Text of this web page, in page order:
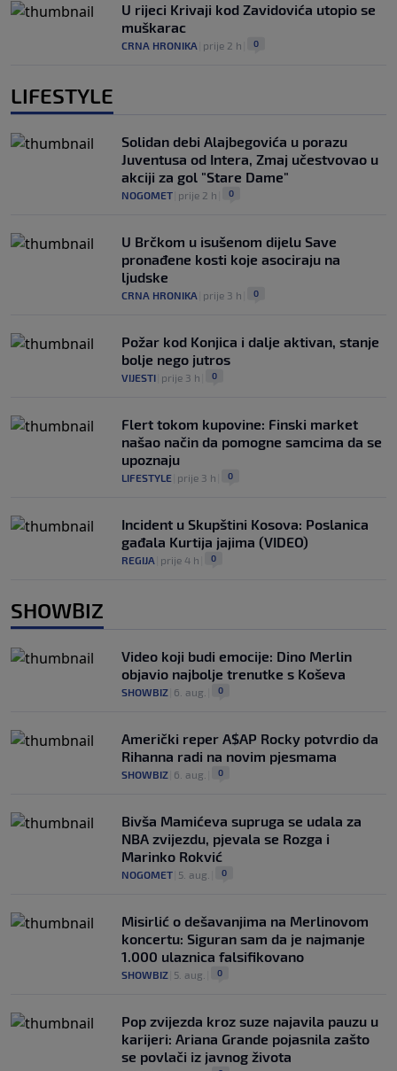
U rijeci Krivaji kod Zavidovića utopio se
muškarac
CRNA HRONIKA prije 2 h 0
LIFESTYLE
Solidan debi Alajbegovića u porazu
Juventusa od Intera, Zmaj učestvovao u
akciji za gol "Stare Dame"
NOGOMET prije 2 h 0
U Brčkom u isušenom dijelu Save
pronađene kosti koje asociraju na
ljudske
CRNA HRONIKA prije 3 h 0
Požar kod Konjica i dalje aktivan, stanje
bolje nego jutros
VIJESTI prije 3 h 0
Flert tokom kupovine: Finski market
našao način da pomogne samcima da se
upoznaju
LIFESTYLE prije 3 h 0
Incident u Skupštini Kosova: Poslanica
gađala Kurtija jajima (VIDEO)
REGIJA prije 4 h 0
SHOWBIZ
Video koji budi emocije: Dino Merlin
objavio najbolje trenutke s Koševa
SHOWBIZ 6. aug. 0
Američki reper A$AP Rocky potvrdio da
Rihanna radi na novim pjesmama
SHOWBIZ 6. aug. 0
Bivša Mamićeva supruga se udala za
NBA zvijezdu, pjevala se Rozga i
Marinko Rokvić
NOGOMET 5. aug. 0
Misirlić o dešavanjima na Merlinovom
koncertu: Siguran sam da je najmanje
1.000 ulaznica falsifikovano
SHOWBIZ 5. aug. 0
Pop zvijezda kroz suze najavila pauzu u
karijeri: Ariana Grande pojasnila zašto
se povlači iz javnog života